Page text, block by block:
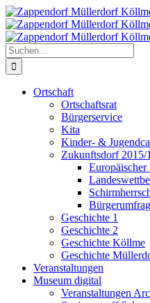
Zum
Inhalt
springen
Suche
nach:
Ortschaft
Ortschaftsrat
Bürgerservice
Kita
Kinder- &
Zukunftsdorf 2015/
Europäischer
Geschichte 1
Geschichte 2
Geschichte Köllme
Geschichte
Veranstaltungen
Museum digital
Veranstaltungen